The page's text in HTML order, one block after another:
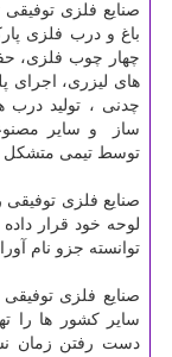
صنایع فلزی
باغ و درب فلزی
چهار چوب فلزی،
های لیزری، اجرای
چدنی ، تولید
ساز و سایر
توسط تیمی متشکل از افرادی با
صنایع فلزی
لوحه خود قرار
توانسته جزو نام
صنایع فلزی
سایر کشور ها را
دست رفتن زمان